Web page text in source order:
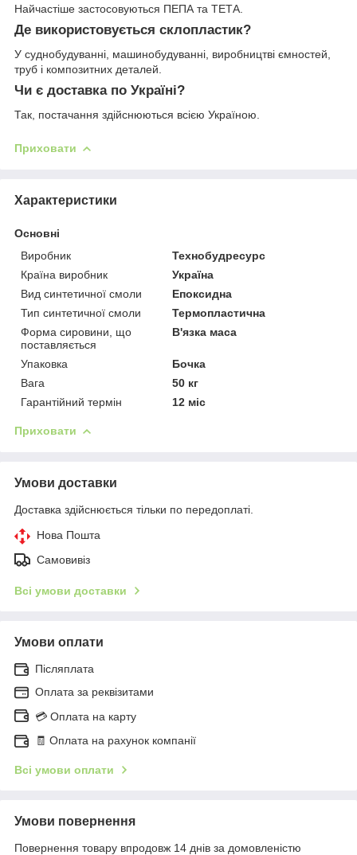
Найчастіше застосовуються ПЕПА та ТЕТА.
Де використовується склопластик?
У суднобудуванні, машинобудуванні, виробництві ємностей,
труб і композитних деталей.
Чи є доставка по Україні?
Так, постачання здійснюються всією Україною.
Приховати
Характеристики
Основні
Виробник
Технобудресурс
Країна виробник
Україна
Вид синтетичної смоли
Епоксидна
Тип синтетичної смоли
Термопластична
Форма сировини, що
поставляється
В'язка маса
Упаковка
Бочка
Вага
50 кг
Гарантійний термін
12 міс
Приховати
Умови доставки
Доставка здійснюється тільки по передоплаті.
Нова Пошта
Самовивіз
Всі умови доставки
Умови оплати
Післяплата
Оплата за реквізитами
💳 Оплата на карту
🧾 Оплата на рахунок компанії
Всі умови оплати
Умови повернення
Повернення товару впродовж 14 днів за домовленістю